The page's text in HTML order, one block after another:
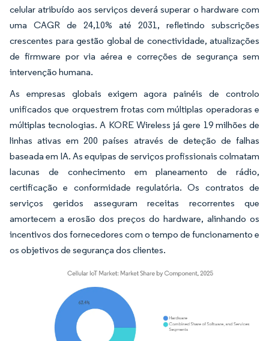
celular atribuído aos serviços deverá superar o hardware com
uma CAGR de 24,10% até 2031, refletindo subscrições
crescentes para gestão global de conectividade, atualizações
de firmware por via aérea e correções de segurança sem
intervenção humana.
As empresas globais exigem agora painéis de controlo
unificados que orquestrem frotas com múltiplas operadoras e
múltiplas tecnologias. A KORE Wireless já gere 19 milhões de
linhas ativas em 200 países através de deteção de falhas
baseada em IA. As equipas de serviços profissionais colmatam
lacunas de conhecimento em planeamento de rádio,
certificação e conformidade regulatória. Os contratos de
serviços geridos asseguram receitas recorrentes que
amortecem a erosão dos preços do hardware, alinhando os
incentivos dos fornecedores com o tempo de funcionamento e
os objetivos de segurança dos clientes.